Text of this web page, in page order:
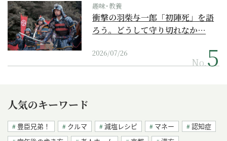
趣味･教養
衝撃の羽柴与一郎「初陣死」を語
ろう。どうして守り切れなか…
2026/07/26
No.
人気のキーワード
豊臣兄弟！ クルマ 減塩レシピ マネー
認知症